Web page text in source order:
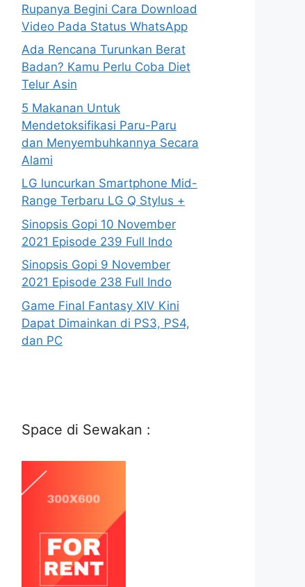
Rupanya Begini Cara Download
Video Pada Status WhatsApp
Ada Rencana Turunkan Berat
Badan? Kamu Perlu Coba Diet
Telur Asin
5 Makanan Untuk
Mendetoksifikasi Paru-Paru
dan Menyembuhkannya Secara
Alami
LG luncurkan Smartphone Mid-
Range Terbaru LG Q Stylus +
Sinopsis Gopi 10 November
2021 Episode 239 Full Indo
Sinopsis Gopi 9 November
2021 Episode 238 Full Indo
Game Final Fantasy XIV Kini
Dapat Dimainkan di PS3, PS4,
dan PC
Space di Sewakan :